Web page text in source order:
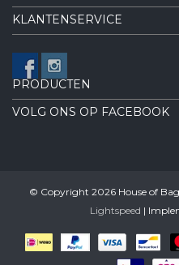
KLANTENSERVICE
PRODUCTEN
VOLG ONS OP FACEBOOK
© Copyright 2026 House of
Lightspeed |